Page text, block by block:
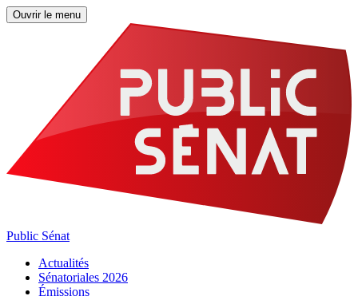
Ouvrir le menu
Public Sénat
Actualités
Sénatoriales 2026
Émissions